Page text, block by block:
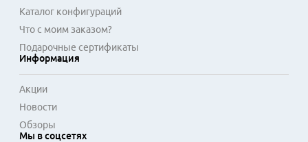
Каталог конфигураций
Что с моим заказом?
Подарочные сертификаты
Информация
Акции
Новости
Обзоры
Мы в соцсетях